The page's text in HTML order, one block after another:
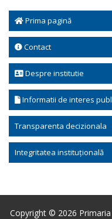
Prima pagină
Contact
Despre institutie
Informatii de interes
Transparenta decizionala
Integritatea instituțională
Copyright © 2026